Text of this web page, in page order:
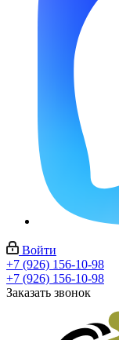
Войти
+7 (926) 156-10-98
+7 (926) 156-10-98
Заказать звонок